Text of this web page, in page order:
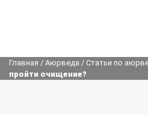
Главная / Аюрведа / Статьи по
пройти очищение?